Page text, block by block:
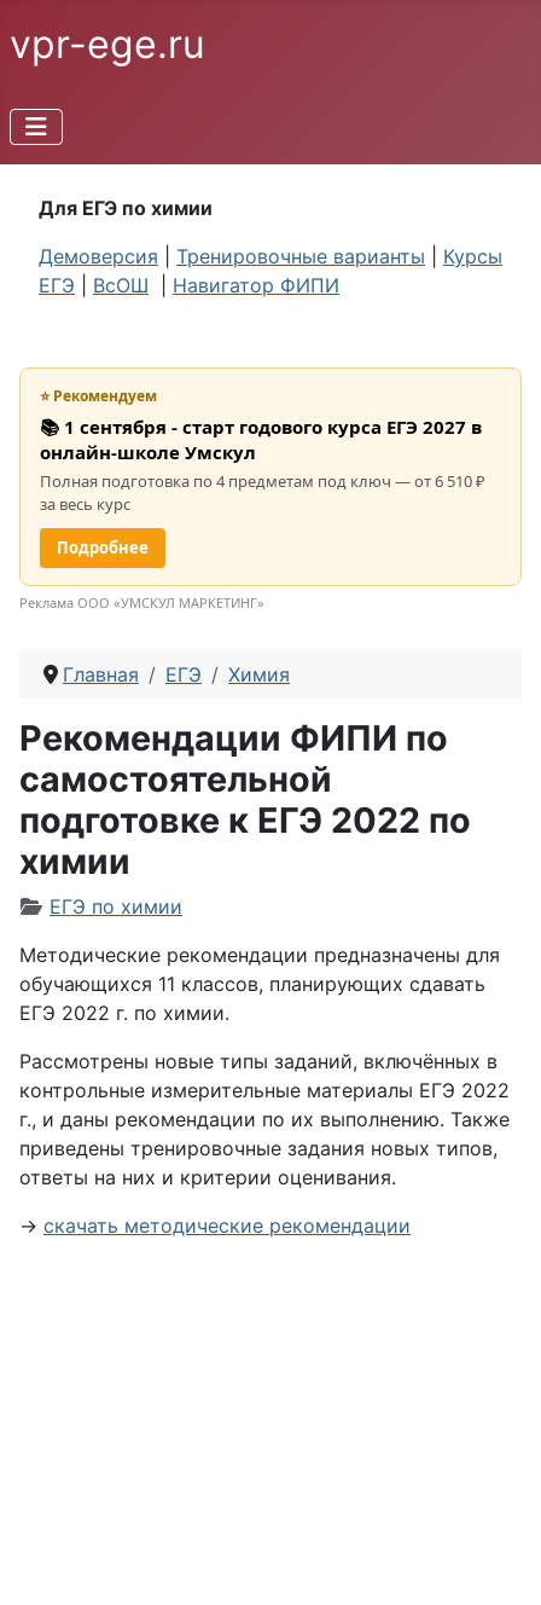
vpr-ege.ru
Для ЕГЭ по химии
Демоверсия
Тренировочные варианты
Курсы
ЕГЭ
ВсОШ Навигатор ФИПИ
⭐ Рекомендуем
📚 1 сентября - старт годового курса ЕГЭ 2027 в
онлайн-школе Умскул
Полная подготовка по 4 предметам под ключ — от 6 510 ₽
за весь курс
Подробнее
Реклама ООО «УМСКУЛ МАРКЕТИНГ»
Главная ЕГЭ Химия
Рекомендации ФИПИ по
самостоятельной
подготовке к ЕГЭ 2022 по
химии
Информация о материале
ЕГЭ по химии
Методические рекомендации предназначены для
обучающихся 11 классов, планирующих сдавать
ЕГЭ 2022 г. по химии.
Рассмотрены новые типы заданий, включённых в
контрольные измерительные материалы ЕГЭ 2022
г., и даны рекомендации по их выполнению. Также
приведены тренировочные задания новых типов,
ответы на них и критерии оценивания.
→ скачать методические рекомендации